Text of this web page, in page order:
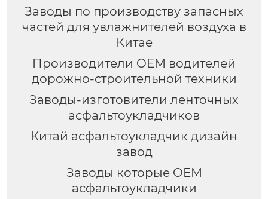
Заводы по производству запасных
частей для увлажнителей воздуха в
Китае
Производители OEM водителей
дорожно-строительной техники
Заводы-изготовители ленточных
асфальтоукладчиков
Китай асфальтоукладчик дизайн
завод
Заводы которые OEM
асфальтоукладчики